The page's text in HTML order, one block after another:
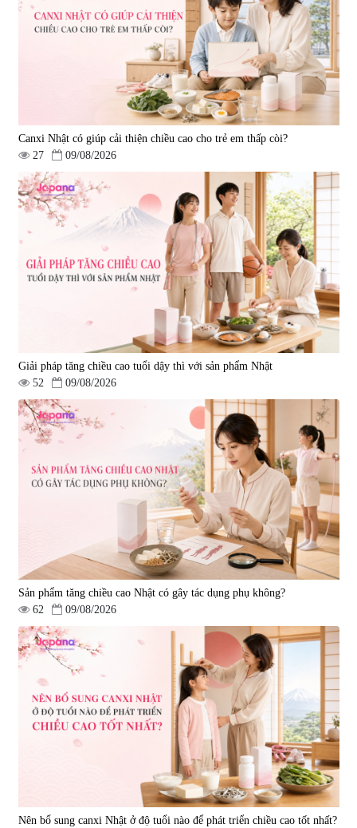
Canxi Nhật có giúp cải thiện chiều cao cho trẻ em thấp còi?
27
09/08/2026
Giải pháp tăng chiều cao tuổi dậy thì với sản phẩm Nhật
52
09/08/2026
Sản phẩm tăng chiều cao Nhật có gây tác dụng phụ không?
62
09/08/2026
Nên bổ sung canxi Nhật ở độ tuổi nào để phát triển chiều cao tốt nhất?